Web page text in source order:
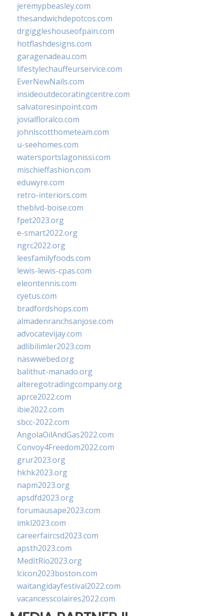
jeremypbeasley.com
thesandwichdepotcos.com
drgiggleshouseofpain.com
hotflashdesigns.com
garagenadeau.com
lifestylechauffeurservice.com
EverNewNails.com
insideoutdecoratingcentre.com
salvatoresinpoint.com
jovialfloralco.com
johnlscotthometeam.com
u-seehomes.com
watersportslagonissi.com
mischieffashion.com
eduwyre.com
retro-interiors.com
theblvd-boise.com
fpet2023.org
e-smart2022.org
ngrc2022.org
leesfamilyfoods.com
lewis-lewis-cpas.com
eleontennis.com
cyetus.com
bradfordshops.com
almadenranchsanjose.com
advocatevijay.com
adlibilimler2023.com
naswwebed.org
balithut-manado.org
alteregotradingcompany.org
aprce2022.com
ibie2022.com
sbcc-2022.com
AngolaOilAndGas2022.com
Convoy4Freedom2022.com
grur2023.org
hkhk2023.org
napm2023.org
apsdfd2023.org
forumausape2023.com
imkl2023.com
careerfaircsd2023.com
apsth2023.com
MedItRio2023.org
lcicon2023boston.com
waitangidayfestival2022.com
vacancesscolaires2022.com